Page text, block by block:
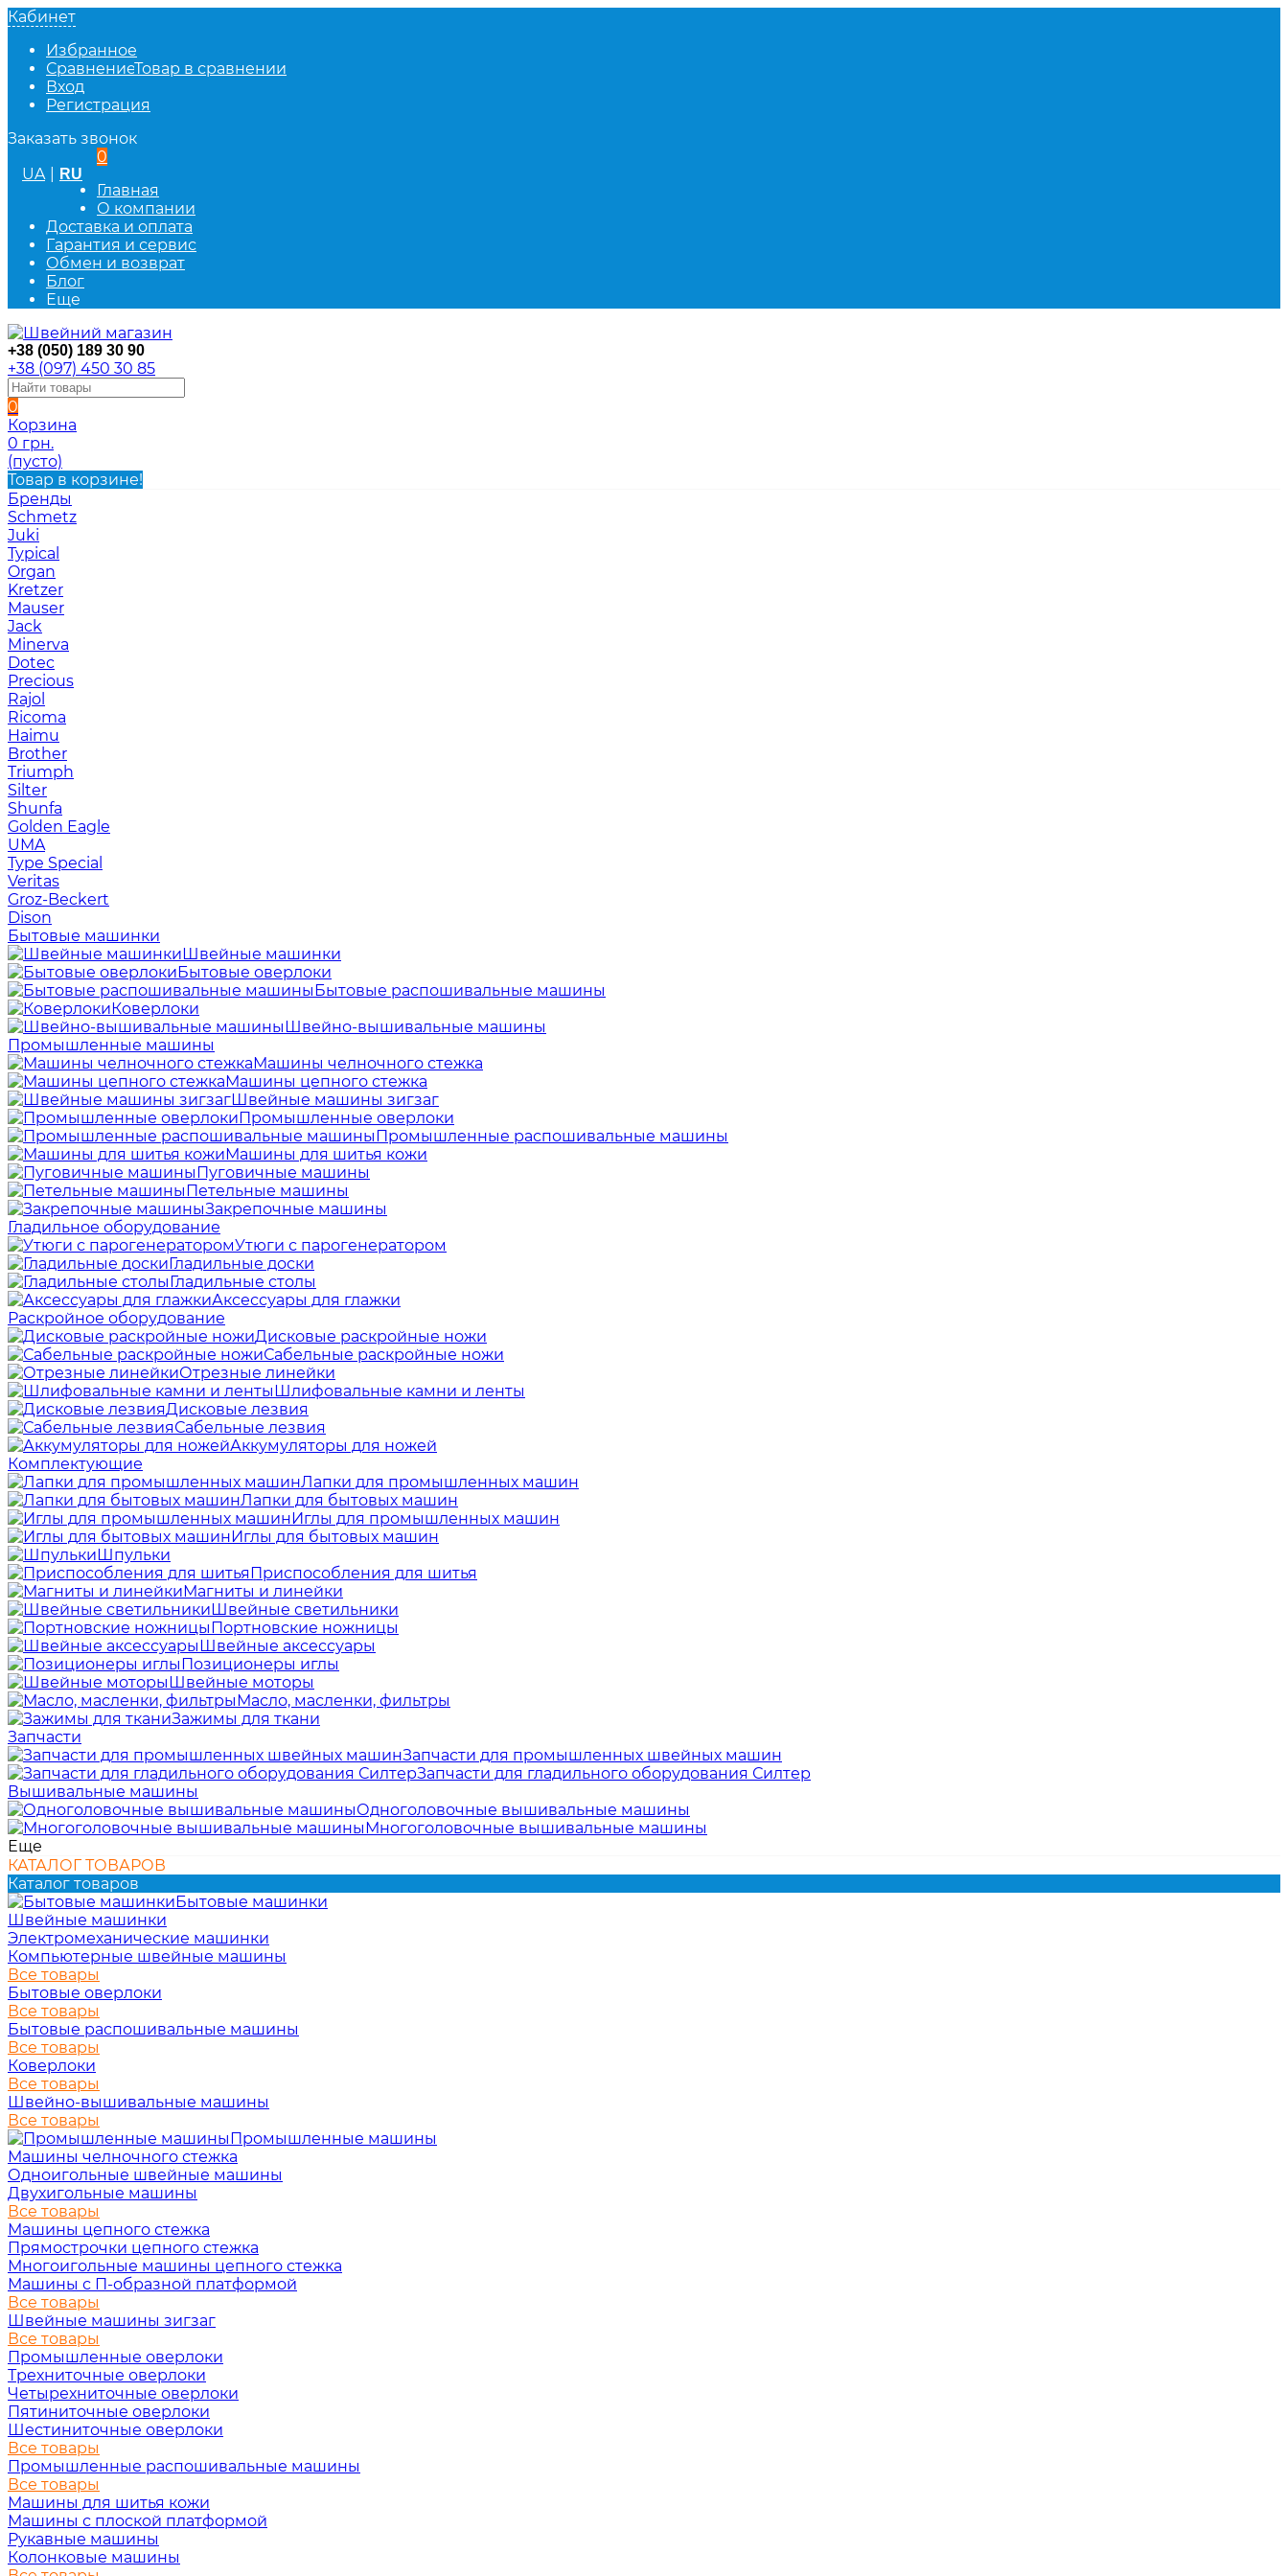
Кабинет
Избранное
СравнениеТовар в сравнении
Вход
Регистрация
Заказать звонок
UA
RU
0
Главная
О компании
Доставка и оплата
Гарантия и сервис
Обмен и возврат
Блог
Еще
+38 (050) 189 30 90
+38 (097) 450 30 85
0
Корзина
0 грн.
(пусто)
Товар в корзине!
Бренды
Schmetz
Juki
Typical
Organ
Kretzer
Mauser
Jack
Minerva
Dotec
Precious
Rajol
Ricoma
Haimu
Brother
Triumph
Silter
Shunfa
Golden Eagle
UMA
Type Special
Veritas
Groz-Beckert
Dison
Бытовые машинки
Швейные машинки
Бытовые оверлоки
Бытовые распошивальные машины
Коверлоки
Швейно-вышивальные машины
Промышленные машины
Машины челночного стежка
Машины цепного стежка
Швейные машины зигзаг
Промышленные оверлоки
Промышленные распошивальные машины
Машины для шитья кожи
Пуговичные машины
Петельные машины
Закрепочные машины
Гладильное оборудование
Утюги с парогенератором
Гладильные доски
Гладильные столы
Аксессуары для глажки
Раскройное оборудование
Дисковые раскройные ножи
Сабельные раскройные ножи
Отрезные линейки
Шлифовальные камни и ленты
Дисковые лезвия
Сабельные лезвия
Аккумуляторы для ножей
Комплектующие
Лапки для промышленных машин
Лапки для бытовых машин
Иглы для промышленных машин
Иглы для бытовых машин
Шпульки
Приспособления для шитья
Магниты и линейки
Швейные светильники
Портновские ножницы
Швейные аксессуары
Позиционеры иглы
Швейные моторы
Масло, масленки, фильтры
Зажимы для ткани
Запчасти
Запчасти для промышленных швейных машин
Запчасти для гладильного оборудования Силтер
Вышивальные машины
Одноголовочные вышивальные машины
Многоголовочные вышивальные машины
Еще
КАТАЛОГ ТОВАРОВ
Каталог товаров
Бытовые машинки
Швейные машинки
Электромеханические машинки
Компьютерные швейные машины
Все товары
Бытовые оверлоки
Все товары
Бытовые распошивальные машины
Все товары
Коверлоки
Все товары
Швейно-вышивальные машины
Все товары
Промышленные машины
Машины челночного стежка
Одноигольные швейные машины
Двухигольные машины
Все товары
Машины цепного стежка
Прямострочки цепного стежка
Многоигольные машины цепного стежка
Машины с П-образной платформой
Все товары
Швейные машины зигзаг
Все товары
Промышленные оверлоки
Трехниточные оверлоки
Четырехниточные оверлоки
Пятиниточные оверлоки
Шестиниточные оверлоки
Все товары
Промышленные распошивальные машины
Все товары
Машины для шитья кожи
Машины с плоской платформой
Рукавные машины
Колонковые машины